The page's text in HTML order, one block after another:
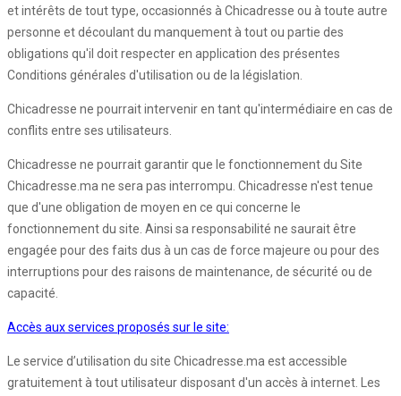
et intérêts de tout type, occasionnés à Chicadresse ou à toute autre
personne et découlant du manquement à tout ou partie des
obligations qu'il doit respecter en application des présentes
Conditions générales d'utilisation ou de la législation.
Chicadresse ne pourrait intervenir en tant qu'intermédiaire en cas de
conflits entre ses utilisateurs.
Chicadresse ne pourrait garantir que le fonctionnement du Site
Chicadresse.ma ne sera pas interrompu. Chicadresse n'est tenue
que d'une obligation de moyen en ce qui concerne le
fonctionnement du site. Ainsi sa responsabilité ne saurait être
engagée pour des faits dus à un cas de force majeure ou pour des
interruptions pour des raisons de maintenance, de sécurité ou de
capacité.
Accès aux services proposés sur le site:
Le service d’utilisation du site Chicadresse.ma est accessible
gratuitement à tout utilisateur disposant d'un accès à internet. Les